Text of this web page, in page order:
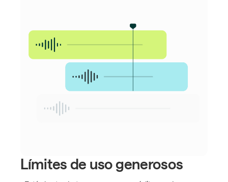
Límites de uso generosos